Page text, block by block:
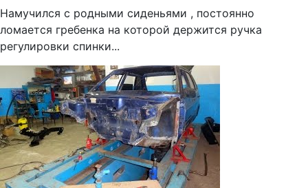
Намучился с родными сиденьями , постоянно
ломается гребенка на которой держится ручка
регулировки спинки...